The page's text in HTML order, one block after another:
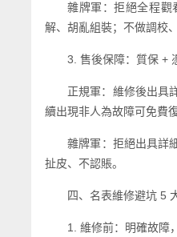
雜牌軍：拒絕全程觀
解、胡亂組裝；不做調校
3. 售後保障：質保 +
正規軍：維修後出具
續出現非人為故障可免費
雜牌軍：拒絕出具詳
扯皮、不認賬。
四、名表維修避坑 5
1. 維修前：明確故障